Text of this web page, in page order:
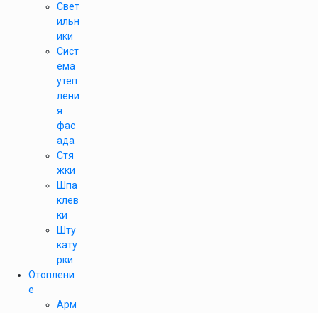
Свет
ильн
ики
Сист
ема
утеп
лени
я
фас
ада
Стя
жки
Шпа
клев
ки
Шту
кату
рки
Отоплени
е
Арм